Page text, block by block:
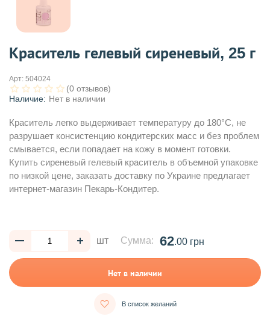
Краситель гелевый сиреневый, 25 г
Арт: 504024
(0 отзывов)
Наличие: Нет в наличии
Краситель легко выдерживает температуру до 180°С, не
разрушает консистенцию кондитерских масс и без проблем
смывается, если попадает на кожу в момент готовки.
Купить сиреневый гелевый краситель в объемной упаковке
по низкой цене, заказать доставку по Украине предлагает
интернет-магазин Пекарь-Кондитер.
шт Сумма: 62.00 грн
Нет в наличии
В список желаний